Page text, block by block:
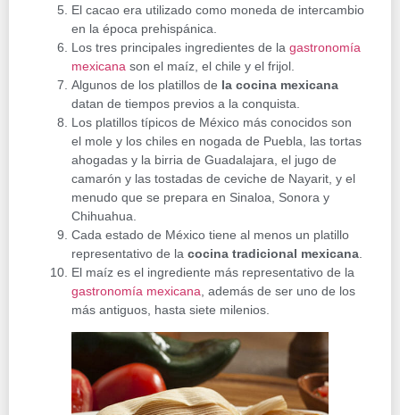
El cacao era utilizado como moneda de intercambio
en la época prehispánica.
Los tres principales ingredientes de la gastronomía
mexicana son el maíz, el chile y el frijol.
Algunos de los platillos de la cocina mexicana
datan de tiempos previos a la conquista.
Los platillos típicos de México más conocidos son
el mole y los chiles en nogada de Puebla, las tortas
ahogadas y la birria de Guadalajara, el jugo de
camarón y las tostadas de ceviche de Nayarit, y el
menudo que se prepara en Sinaloa, Sonora y
Chihuahua.
Cada estado de México tiene al menos un platillo
representativo de la cocina tradicional mexicana.
El maíz es el ingrediente más representativo de la
gastronomía mexicana, además de ser uno de los
más antiguos, hasta siete milenios.